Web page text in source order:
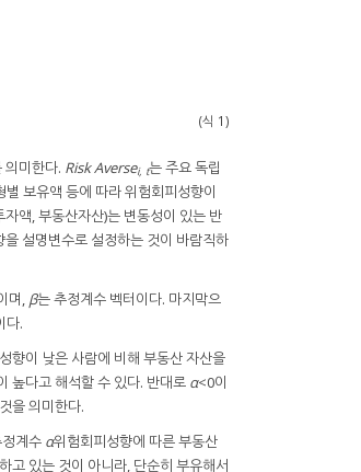
(식 1)
의미한다. Risk Aversei, t는 주요 독립
보유액 등에 따라 위험회피성향이
액, 부동산자산)는 변동성이 있는 반
설명변수로 설정하는 것이 바람직하
며, β는 추정계수 벡터이다. 마지막으
다.
향이 낮은 사람에 비해 부동산 자산을
높다고 해석할 수 있다. 반대로 α<0이
을 의미한다.
계수 α위험회피성향에 따른 부동산
고 있는 것이 아니라, 단순히 부유해서